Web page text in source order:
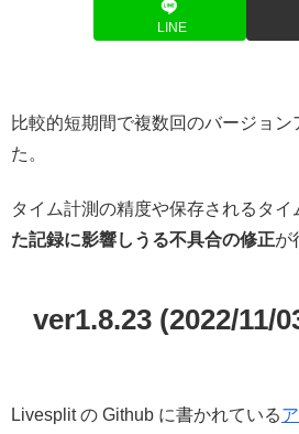
LINE
比較的短期間で複数回のバージョン
た。
タイム計測の精度や保存されるタイ
た記録に影響しうる不具合の修正が
ver1.8.23 (2022/11/
Livesplit の Github に書かれている